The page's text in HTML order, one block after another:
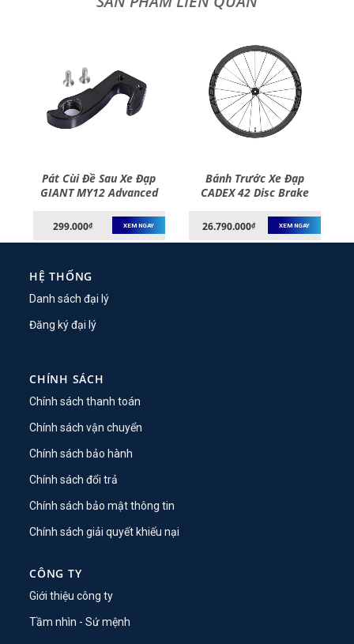
Pát Cùi Đề Sau Xe Đạp
GIANT MY12 Advanced
Hanger
299.000₫ XEM NGAY
Bánh Trước Xe Đạp
CADEX 42 Disc Brake
26.790.000₫ XEM NGAY
HỆ THỐNG
Danh sách đại lý
Đăng ký đại lý
CHÍNH SÁCH
Chính sách thanh toán
Chính sách vận chuyển
Chính sách bảo hành
Chính sách đổi trả
Chính sách bảo mật thông tin
Chính sách giải quyết khiếu nại
CÔNG TY
Giới thiệu công ty
Tầm nhìn - Sứ mệnh